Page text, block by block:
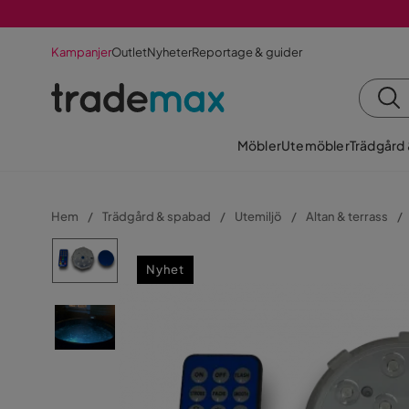
KampanjerOutletNyheterReportage & guider
MöblerUtemöblerTrädgård
Hem Trädgård & spabad Utemiljö Altan & terrass
Nyhet